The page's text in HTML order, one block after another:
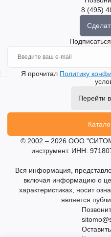
8 (495)
Я прочитал Политику
Перейти
© 2002 – 2026 ООО
инструмент. ИНН:
Вся информация,
включая информацию о
характеристиках, носит
является